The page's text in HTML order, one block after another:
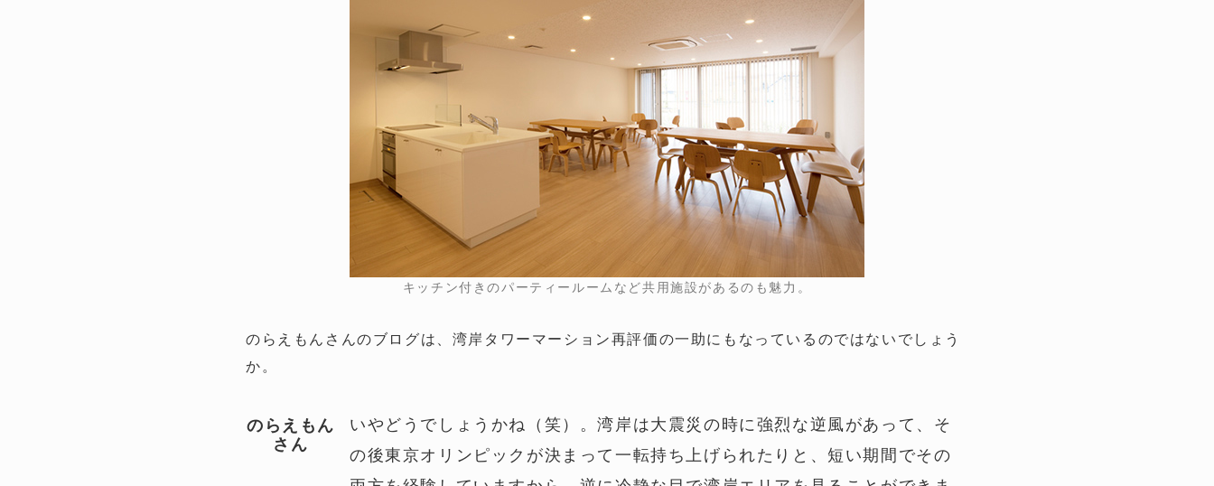
キッチン付きのパーティールームなど共用施設があるのも魅力。
のらえもんさんのブログは、湾岸タワーマーション再評価の一助にもなっているのではないでしょう
か。
のらえもん
さん
いやどうでしょうかね（笑）。湾岸は大震災の時に強烈な逆風があって、そ
の後東京オリンピックが決まって一転持ち上げられたりと、短い期間でその